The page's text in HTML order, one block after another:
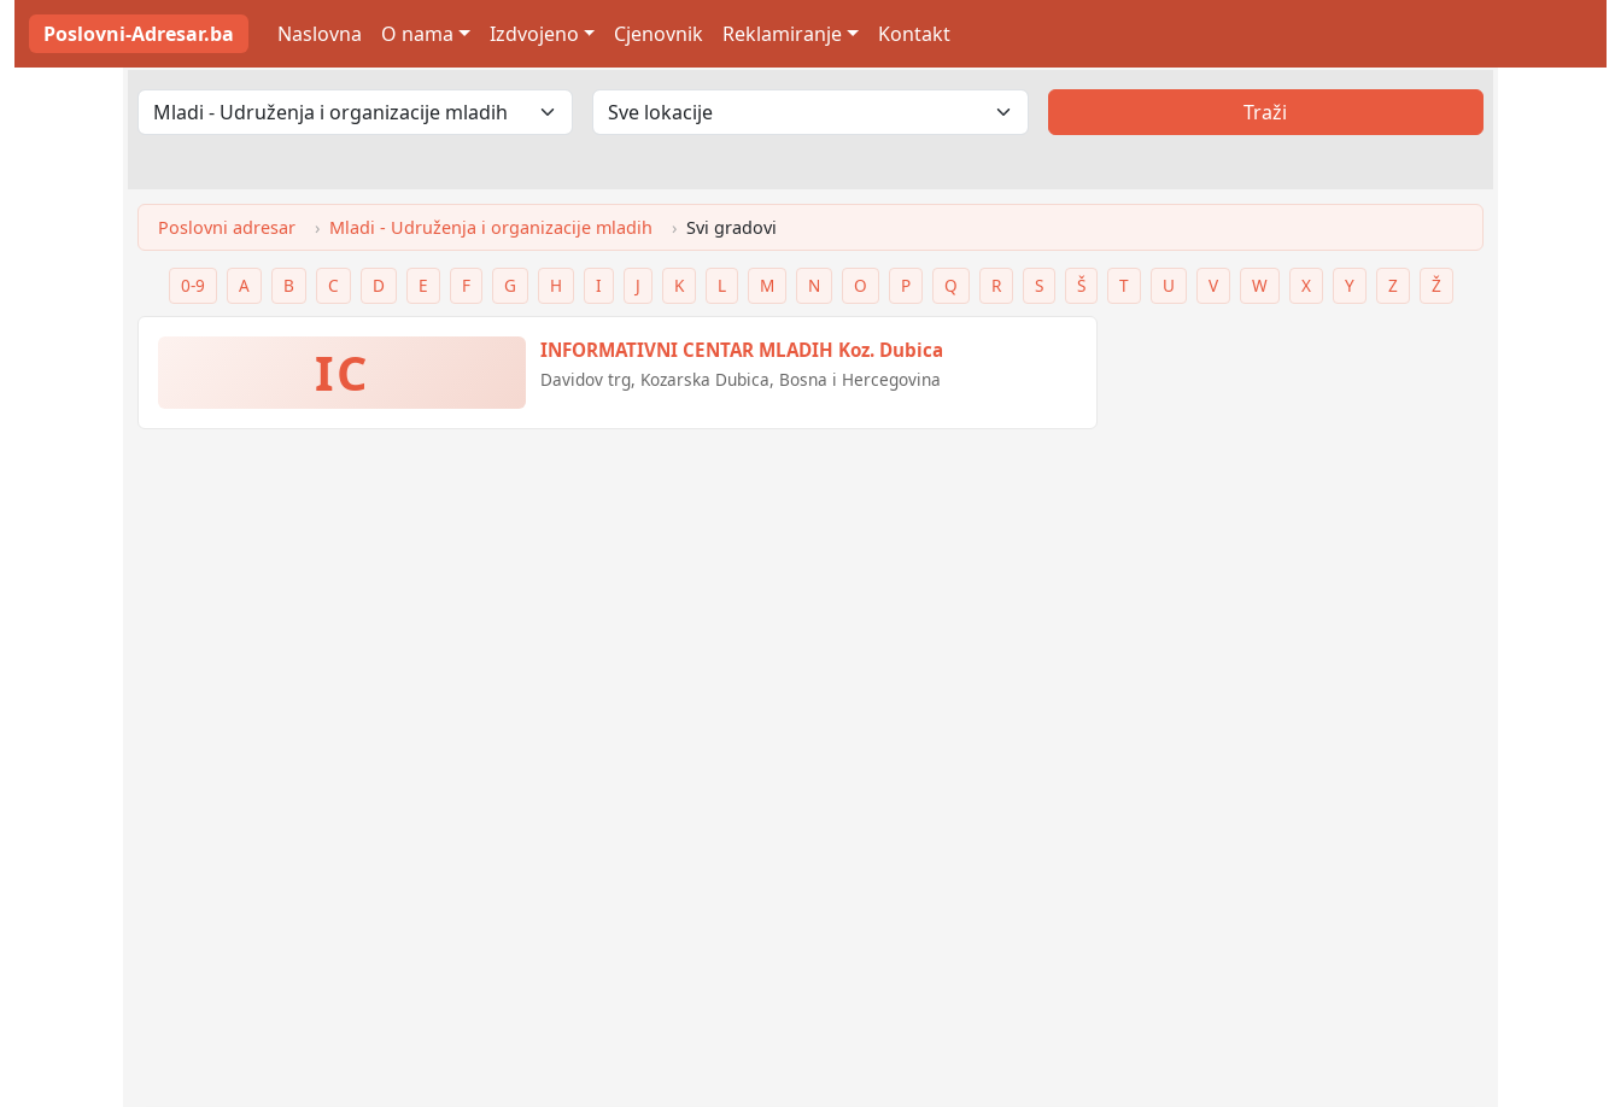
Poslovni-Adresar.ba Naslovna O nama Izdvojeno Cjenovnik Reklamiranje Kontakt
Traži
Poslovni adresar Mladi - Udruženja i organizacije mladih Svi gradovi
0-9 A B C D E F G H I J K L M N O P Q R S Š T U V W X Y Z Ž
IC INFORMATIVNI CENTAR MLADIH Koz. Dubica
Davidov trg, Kozarska Dubica, Bosna i Hercegovina